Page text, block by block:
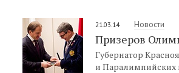
21.03.14 Новости
Призеров
Губернатор
и Паралимпийских